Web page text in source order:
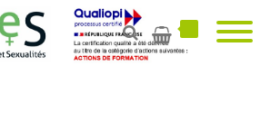
PhoneFacebookTwitterYoutube